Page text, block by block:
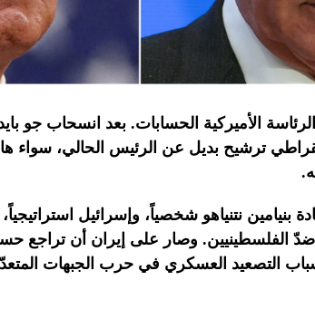
الرئاسة الأميركية الحسابات. بعد انسحاب جو
ترشيح بديل عن الرئيس الحالي، سواء
بنيامين نتنياهو شخصياً، وإسرائيل استراتيجياً،
ضدّ الفلسطينيين. وصار على إيران أن تراجع
التصعيد العسكري في حرب الجبهات